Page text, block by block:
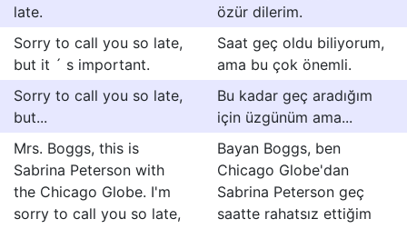
late.
özür dilerim.
Sorry to call you so late,
but it ´ s important.
Saat geç oldu biliyorum,
ama bu çok önemli.
Sorry to call you so late,
but...
Bu kadar geç aradığım
için üzgünüm ama...
Mrs. Boggs, this is
Sabrina Peterson with
the Chicago Globe. I'm
sorry to call you so late,
Bayan Boggs, ben
Chicago Globe'dan
Sabrina Peterson geç
saatte rahatsız ettiğim